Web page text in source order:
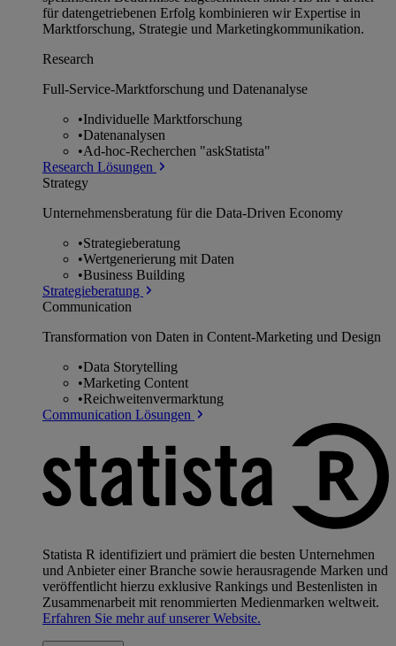
für datengetriebenen Erfolg kombinieren wir Expertise in
Marktforschung, Strategie und Marketingkommunikation.
Research
Full-Service-Marktforschung und Datenanalyse
•Individuelle Marktforschung
•Datenanalysen
•Ad-hoc-Recherchen "askStatista"
Research Lösungen
Strategy
Unternehmens­beratung für die Data-Driven Economy
•Strategieberatung
•Wertgenerierung mit Daten
•Business Building
Strategieberatung
Communication
Transformation von Daten in Content-Marketing und Design
•Data Storytelling
•Marketing Content
•Reichweitenvermarktung
Communication Lösungen
Statista R identifiziert und prämiert die besten Unternehmen
und Anbieter einer Branche sowie herausragende Marken und
veröffentlicht hierzu exklusive Rankings und Bestenlisten in
Zusammenarbeit mit renommierten Medienmarken weltweit.
Erfahren Sie mehr auf unserer Website.